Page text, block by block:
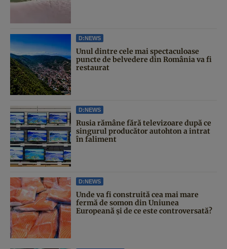
D:NEWS
Unul dintre cele mai spectaculoase
puncte de belvedere din România va fi
restaurat
D:NEWS
Rusia rămâne fără televizoare după ce
singurul producător autohton a intrat
în faliment
D:NEWS
Unde va fi construită cea mai mare
fermă de somon din Uniunea
Europeană și de ce este controversată?